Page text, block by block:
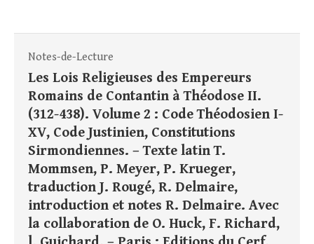
Notes-de-Lecture
Les Lois Religieuses des Empereurs
Romains de Contantin à Théodose II.
(312-438). Volume 2 : Code Théodosien I-
XV, Code Justinien, Constitutions
Sirmondiennes. – Texte latin T.
Mommsen, P. Meyer, P. Krueger,
traduction J. Rougé, R. Delmaire,
introduction et notes R. Delmaire. Avec
la collaboration de O. Huck, F. Richard,